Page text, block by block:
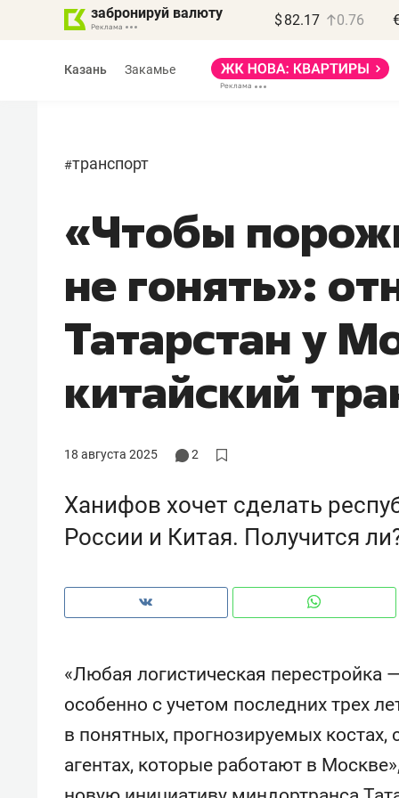
забронируй валюту $ 82.17 0.76
Казань Закамье
#транспорт
«Чтобы
не гонять»:
Татарстан у
китайский
18 августа 2025 2
Ханифов хочет сделать
России и Китая. Получится
«Любая логистическая перестройка
особенно с учетом последних трех
в понятных, прогнозируемых костах,
агентах, которые работают в
Василь Мазитов
МАРТ
«Не зная местных
правил, бизнес может
потерять минимум
Как бизнесу выйти на зарубежные
рынки, почему надо знать
Как ГК «МИР ГРУПП» и ВТБ
создают оазис жилого
комфорта под Казанью
150
ID